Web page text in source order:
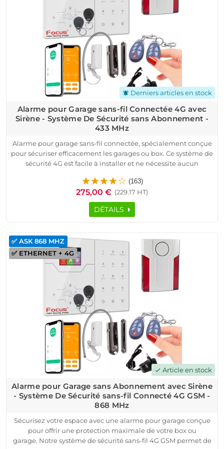
des notifications en temps réel et des options de
personnalisation via une application mobile, cette alarme
sans-fil est la solution complète pour protéger efficacement
vos biens.
notifications_active Derniers articles en stock
Alarme pour Garage sans-fil Connectée 4G avec
Sirène - Système De Sécurité sans Abonnement -
433 MHz
Alarme pour garage sans-fil connectée, spécialement conçue
pour sécuriser efficacement les garages ou box. Ce système de
sécurité 4G est facile à installer et ne nécessite aucun
protéger vos biens en toute tranquillité.
Le pack comprend une centrale HA-VGT, détecteur
d’ouverture sans fil pour porte de garage MD-212R, sirène
extérieure MD-334R, deux télécommandes, et badges RFID
clavier rétroéclairé et des alertes via notifications push, SMS
ou appels en cas d’intrusion. La portée de transmission atteint
200 mètres, parfaite pour les espaces souterrains ou les
grandes propriétés.
La centrale est compatible avec les box internet et dispose
d’une autonomie de 24-36 heures en cas de coupure de
courant. Profitez d’une sécurité renforcée pour garages et
sous-sols avec une alarme fiable et accessible, sans frais
cachés.
(163)
275,00 € (229.17 HT)
DÉTAILS
check Article en stock
✅ ETHERNET + 4G
✅ ASK 868 MHZ
Alarme pour Garage sans Abonnement avec Sirène
- Système De Sécurité sans-fil Connecté 4G GSM -
868 MHz
Sécurisez votre espace avec une alarme pour garage conçue
pour offrir une protection maximale de votre box ou
garage. Notre système de sécurité sans-fil 4G GSM permet de